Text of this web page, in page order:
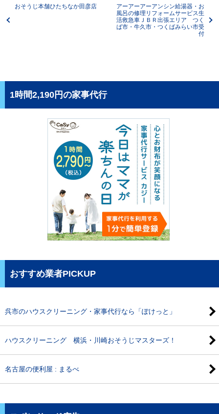
おそうじ本舗ひたちなか田彦店
アーアーアーアンシン給湯器・お
風呂の修理リフォームサービス生
活救急車ＪＢＲ出張エリア つく
ば市・牛久市・つくばみらい市受
付
1時間2,190円の家事代行
おすすめ業者PICKUP
呉市のハウスクリーニング・家事代行なら「ぽけっと」
ハウスクリーニング 横浜・川崎おそうじマスターズ！
名古屋の便利屋 : まるべ